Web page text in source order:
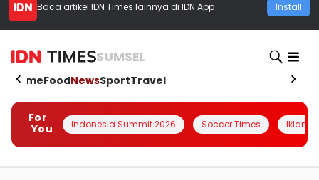
Baca artikel IDN Times lainnya di IDN App Install
SUMSEL
HomeFoodNewsSportTravel
For
You
Indonesia Summit 2026 Soccer Times Iklanin